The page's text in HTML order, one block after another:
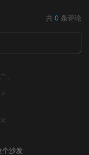
共 0 条评论
个沙发